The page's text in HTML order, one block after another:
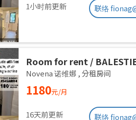
1小时前更新 联络
Room for rent /
Common room / 1pax
immediate
Novena 诺维娜 ,分租房间
1180元/月
16天前更新 联络